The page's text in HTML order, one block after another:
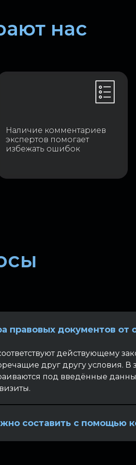
нас
Наличие комментариев
экспертов помогает
избежать ошибок
правовых документов
действующему
друг другу условия.
под введённые
составить с помощью